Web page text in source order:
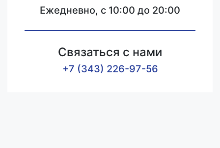
Ежедневно, с 10:00 до 20:00
Связаться с нами
+7 (343) 226-97-56